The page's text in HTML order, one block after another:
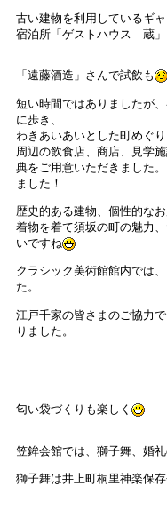
古い建物を利用しているギ
宿泊所「ゲストハウス 蔵」
「遠藤酒造」さんで試飲も
短い時間ではありましたが
に歩き、
わきあいあいとした町めぐり
周辺の飲食店、商店、見学
典をご用意いただきました
ました！
歴史的ある建物、個性的なお
着物を着て須坂の町の魅力
いですね
クラシック美術館館内では
た。
江戸千家の皆さまのご協力
りました。
匂い袋づくりも楽しく
笠鉾会館では、獅子舞、婚
獅子舞は井上町桐里神楽保